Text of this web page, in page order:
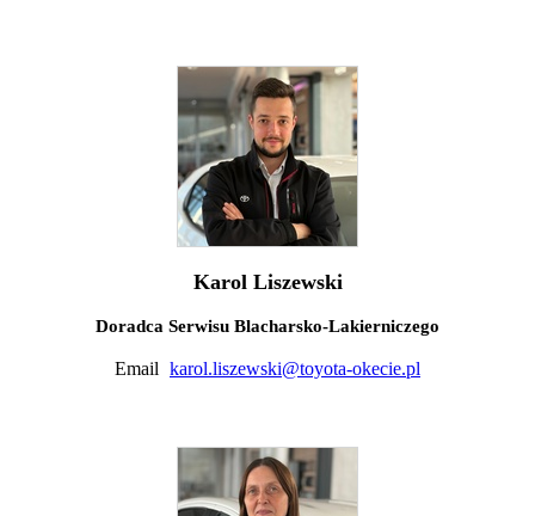
Karol Liszewski
Doradca Serwisu Blacharsko-Lakierniczego
Email karol.liszewski@toyota-okecie.pl